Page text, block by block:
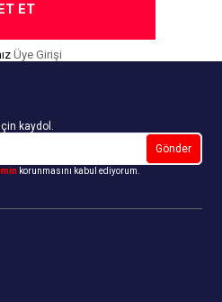
ET
Üye Girişi
kaydol.
Gönder
korunmasını kabul ediyorum.